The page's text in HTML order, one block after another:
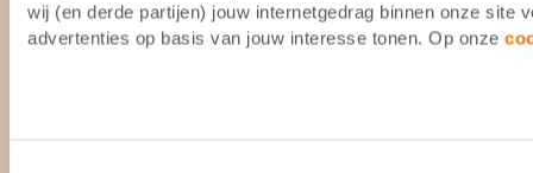
wij (en derde partijen) jouw internetgedrag binnen onze site
advertenties op basis van jouw interesse tonen. Op onze